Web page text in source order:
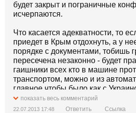
будет закрыт и пограничные
исчерпаются.
Что касается адекватности, то
приедет в Крым отдохнуть, а у
порядке с документами, тобишь
пересечена незаконно - будет
гаишники всех кто в машине
транспортом, можно и из
главное чтобы было как с
Все кацапы сдохли, один в
правильно, вполне
показать весь комментарий
22.07.2013 17:48 Ответить Ссылка